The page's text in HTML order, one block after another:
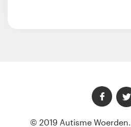
© 2019 Autisme Woerden.